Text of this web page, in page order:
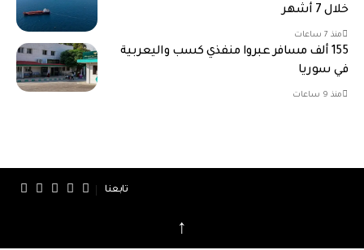
خلال 7 أشهر
منذ 7 ساعات
155 ألف مسافر عبروا منفذي كسب واليعربية
في سوريا
منذ 9 ساعات
تابعنا
↑